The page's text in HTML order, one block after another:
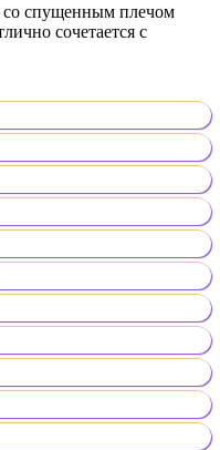
со спущенным плечом
сочетается с